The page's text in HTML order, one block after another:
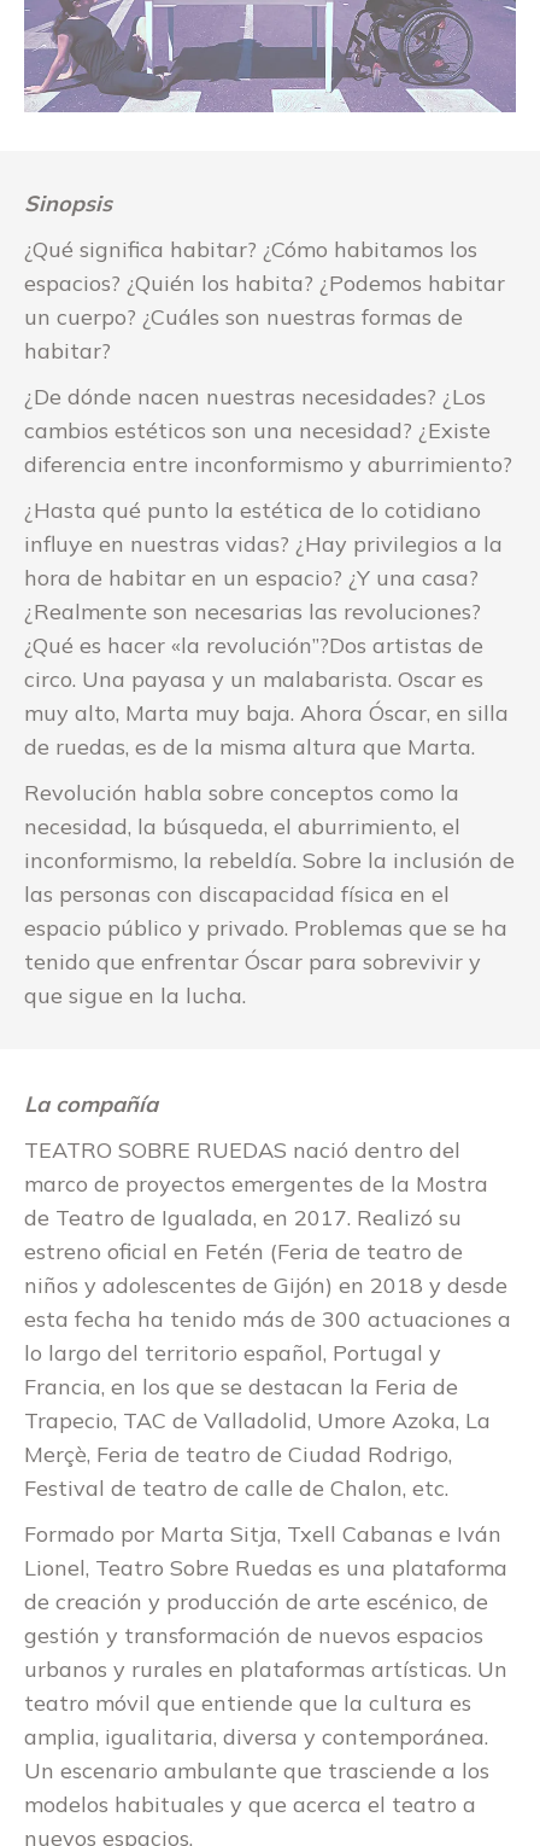
Sinopsis
¿Qué significa habitar? ¿Cómo habitamos los
espacios? ¿Quién los habita? ¿Podemos habitar
un cuerpo? ¿Cuáles son nuestras formas de
habitar?
¿De dónde nacen nuestras necesidades? ¿Los
cambios estéticos son una necesidad? ¿Existe
diferencia entre inconformismo y aburrimiento?
¿Hasta qué punto la estética de lo cotidiano
influye en nuestras vidas? ¿Hay privilegios a la
hora de habitar en un espacio? ¿Y una casa?
¿Realmente son necesarias las revoluciones?
¿Qué es hacer «la revolución”?Dos artistas de
circo. Una payasa y un malabarista. Oscar es
muy alto, Marta muy baja. Ahora Óscar, en silla
de ruedas, es de la misma altura que Marta.
Revolución habla sobre conceptos como la
necesidad, la búsqueda, el aburrimiento, el
inconformismo, la rebeldía. Sobre la inclusión de
las personas con discapacidad física en el
espacio público y privado. Problemas que se ha
tenido que enfrentar Óscar para sobrevivir y
que sigue en la lucha.
La compañía
TEATRO SOBRE RUEDAS nació dentro del
marco de proyectos emergentes de la Mostra
de Teatro de Igualada, en 2017. Realizó su
estreno oficial en Fetén (Feria de teatro de
niños y adolescentes de Gijón) en 2018 y desde
esta fecha ha tenido más de 300 actuaciones a
lo largo del territorio español, Portugal y
Francia, en los que se destacan la Feria de
Trapecio, TAC de Valladolid, Umore Azoka, La
Merçè, Feria de teatro de Ciudad Rodrigo,
Festival de teatro de calle de Chalon, etc.
Formado por Marta Sitja, Txell Cabanas e Iván
Lionel, Teatro Sobre Ruedas es una plataforma
de creación y producción de arte escénico, de
gestión y transformación de nuevos espacios
urbanos y rurales en plataformas artísticas. Un
teatro móvil que entiende que la cultura es
amplia, igualitaria, diversa y contemporánea.
Un escenario ambulante que trasciende a los
modelos habituales y que acerca el teatro a
nuevos espacios.